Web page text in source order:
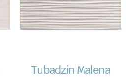
Tubadzin Malena